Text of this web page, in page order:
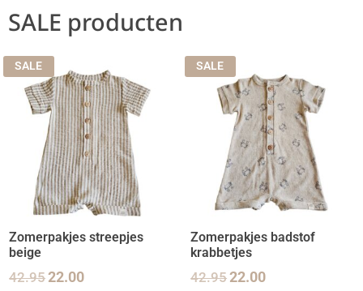
SALE producten
SALE
Zomerpakjes streepjes
beige
42.9522.00
SALE
Zomerpakjes badstof
krabbetjes
42.9522.00